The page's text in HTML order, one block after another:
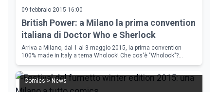
09 febbraio 2015 16:00
British Power: a Milano la prima convention
italiana di Doctor Who e Sherlock
Arriva a Milano, dal 1 al 3 maggio 2015, la prima convention
100% made in Italy a tema Wholock! Che cos'è "Wholock"?
(BBC), ag
Comics > News